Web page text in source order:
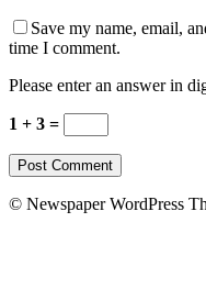
Save my name, email,
time I comment.
Please enter an answer in
1 + 3 =
© Newspaper WordPress